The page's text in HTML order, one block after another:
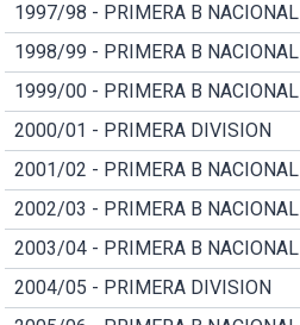
1997/98 - PRIMERA B NACIONAL
1998/99 - PRIMERA B NACIONAL
1999/00 - PRIMERA B NACIONAL
2000/01 - PRIMERA DIVISION
2001/02 - PRIMERA B NACIONAL
2002/03 - PRIMERA B NACIONAL
2003/04 - PRIMERA B NACIONAL
2004/05 - PRIMERA DIVISION